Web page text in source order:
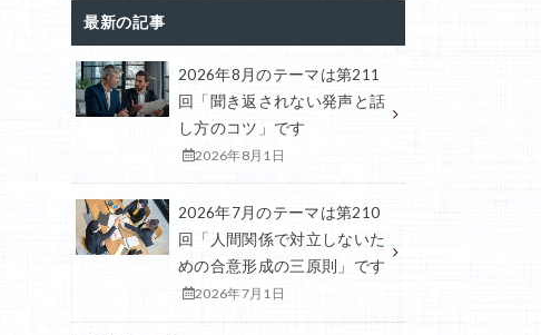
最新の記事
2026年8月のテーマは第211
回「聞き返されない発声と話
し方のコツ」です
2026年8月1日
2026年7月のテーマは第210
回「人間関係で対立しないた
めの合意形成の三原則」です
2026年7月1日